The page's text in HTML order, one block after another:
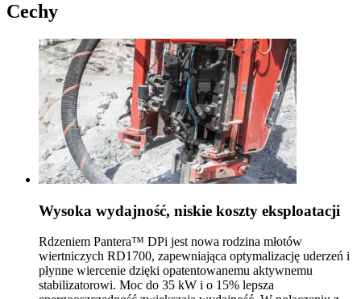
Cechy
Wysoka wydajność, niskie koszty eksploatacji
Rdzeniem Pantera™ DPi jest nowa rodzina młotów
wiertniczych RD1700, zapewniająca optymalizację uderzeń i
płynne wiercenie dzięki opatentowanemu aktywnemu
stabilizatorowi. Moc do 35 kW i o 15% lepsza